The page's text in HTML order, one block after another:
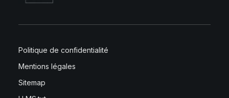
Politique de confidentialité
Mentions légales
Sitemap